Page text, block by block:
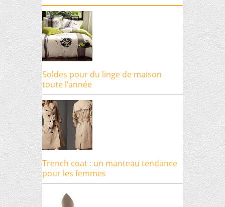
Soldes pour du linge de maison
toute l’année
Trench coat : un manteau tendance
pour les femmes